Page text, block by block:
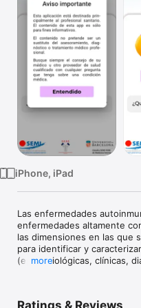
Watch
TV
iPhone, iPad
Las enfermedades
enfermedades altamente
las dimensiones en las que
para identificar y
(epidemiológicas, clínicas,
more